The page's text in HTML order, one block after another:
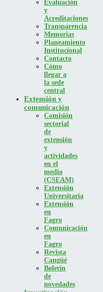
Evaluación
y
Acreditaciones
Transparencia
Memorias
Planeamiento
Institucional
Contacto
Cómo
llegar a
la sede
central
Extensión y
comunicación
Comisión
sectorial
de
extensión
y
actividades
en el
medio
(CSEAM)
Extensión
Universitaria
Extensión
en
Fagro
Comunicación
en
Fagro
Revista
Cangüé
Boletín
de
novedades